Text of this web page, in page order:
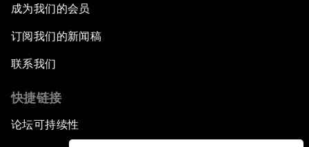
成为我们的会员
订阅我们的新闻稿
联系我们
快捷链接
论坛可持续性